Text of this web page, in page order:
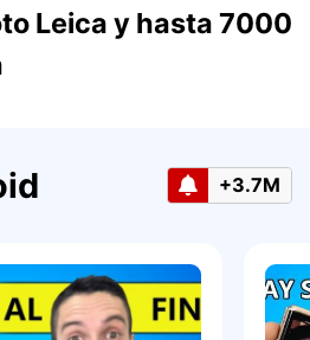
Leica y hasta 7000
+3.7M